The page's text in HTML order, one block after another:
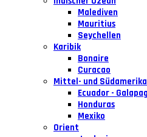
Malediven
Mauritius
Seychellen
Karibik
Bonaire
Curacao
Mittel- und Südamerika
Ecuador -
Honduras
Mexiko
Orient